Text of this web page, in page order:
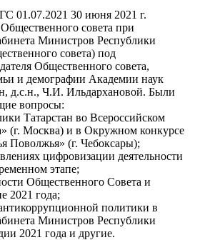
01.07.2021 30 июня 2021 г.
Общественного совета при
Министров Республики
совета) под
Общественного совета,
и демографии Академии наук
д.с.н., Ч.И. Ильдархановой. Были
вопросы:
Татарстан во Всероссийском
(г. Москва) и в Окружном конкурсе
Поволжья» (г. Чебоксары);
цифровизации деятельности
этапе;
Общественного Совета и
2021 года;
политики в
Министров Республики
2021 года и другие.